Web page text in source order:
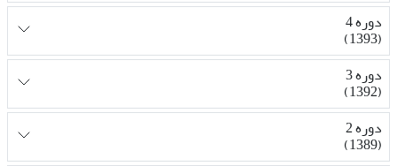
دوره 4
(1393)
دوره 3
(1392)
دوره 2
(1389)